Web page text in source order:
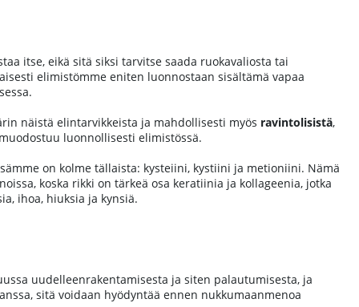
itse, eikä sitä siksi tarvitse saada ruokavaliosta tai
elimistömme eniten luonnostaan sisältämä vapaa
näistä elintarvikkeista ja mahdollisesti myös ravintolisistä,
luonnollisesti elimistössä.
on kolme tällaista: kysteiini, kystiini ja metioniini. Nämä
koska rikki on tärkeä osa keratiinia ja kollageenia, jotka
ihoa, hiuksia ja kynsiä.
uudelleenrakentamisesta ja siten palautumisesta, ja
sitä voidaan hyödyntää ennen nukkumaanmenoa